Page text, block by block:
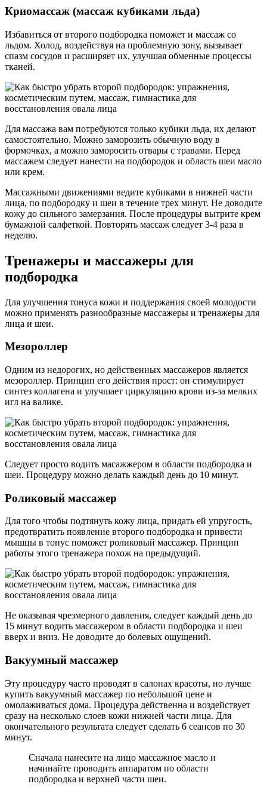
Криомассаж (массаж кубиками льда)
Избавиться от второго подбородка поможет и массаж со
льдом. Холод, воздействуя на проблемную зону, вызывает
спазм сосудов и расширяет их, улучшая обменные процессы
тканей.
Для массажа вам потребуются только кубики льда, их делают
самостоятельно. Можно заморозить обычную воду в
формочках, а можно заморосить отвары с травами. Перед
массажем следует нанести на подбородок и область шеи масло
или крем.
Массажными движениями ведите кубиками в нижней части
лица, по подбородку и шеи в течение трех минут. Не доводите
кожу до сильного замерзания. После процедуры вытрите крем
бумажной салфеткой. Повторять массаж следует 3-4 раза в
неделю.
Тренажеры и массажеры для
подбородка
Для улучшения тонуса кожи и поддержания своей молодости
можно применять разнообразные массажеры и тренажеры для
лица и шеи.
Мезороллер
Одним из недорогих, но действенных массажеров является
мезороллер. Принцип его действия прост: он стимулирует
синтез коллагена и улучшает циркуляцию крови из-за мелких
игл на валике.
Следует просто водить масажжером в области подбородка и
шеи. Процедуру можно делать каждый день до 10 минут.
Роликовый массажер
Для того чтобы подтянуть кожу лица, придать ей упругость,
предотвратить появление второго подбородка и привести
мышцы в тонус поможет роликовый массажер. Принцип
работы этого тренажера похож на предыдущий.
Не оказывая чрезмерного давления, следует каждый день до
15 минут водить массажером в области подбородка и шеи
вверх и вниз. Не доводите до болевых ощущений.
Вакуумный массажер
Эту процедуру часто проводят в салонах красоты, но лучше
купить вакуумный массажер по небольшой цене и
омолаживаться дома. Процедура действенна и воздействует
сразу на несколько слоев кожи нижней части лица. Для
окончательного результата следует сделать 6 сеансов по 30
минут.
Сначала нанесите на лицо массажное масло и
начинайте проводить аппаратом по области
подбородка и верхней части шеи.